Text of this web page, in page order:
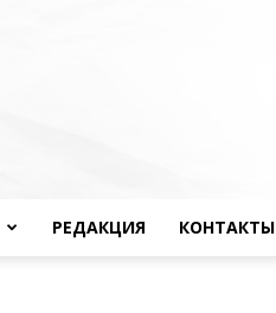
РЕДАКЦИЯ КОНТАКТЫ